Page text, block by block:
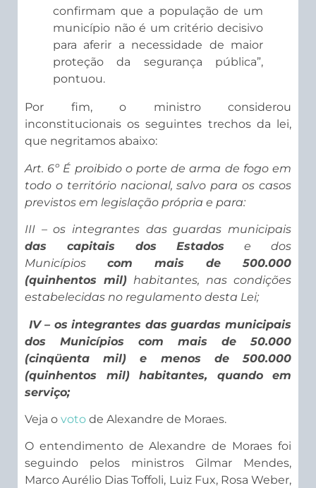
confirmam que a população de um
município não é um critério decisivo
para aferir a necessidade de maior
proteção da segurança pública”,
pontuou.
Por fim, o ministro considerou
inconstitucionais os seguintes trechos da lei,
que negritamos abaixo:
Art. 6º É proibido o porte de arma de fogo em
todo o território nacional, salvo para os casos
previstos em legislação própria e para:
III – os integrantes das guardas municipais
das capitais dos Estados e dos
Municípios com mais de 500.000
(quinhentos mil) habitantes, nas condições
estabelecidas no regulamento desta Lei;
IV – os integrantes das guardas municipais
dos Municípios com mais de 50.000
(cinqüenta mil) e menos de 500.000
(quinhentos mil) habitantes, quando em
serviço;
Veja o voto de Alexandre de Moraes.
O entendimento de Alexandre de Moraes foi
seguindo pelos ministros Gilmar Mendes,
Marco Aurélio Dias Toffoli, Luiz Fux, Rosa Weber,